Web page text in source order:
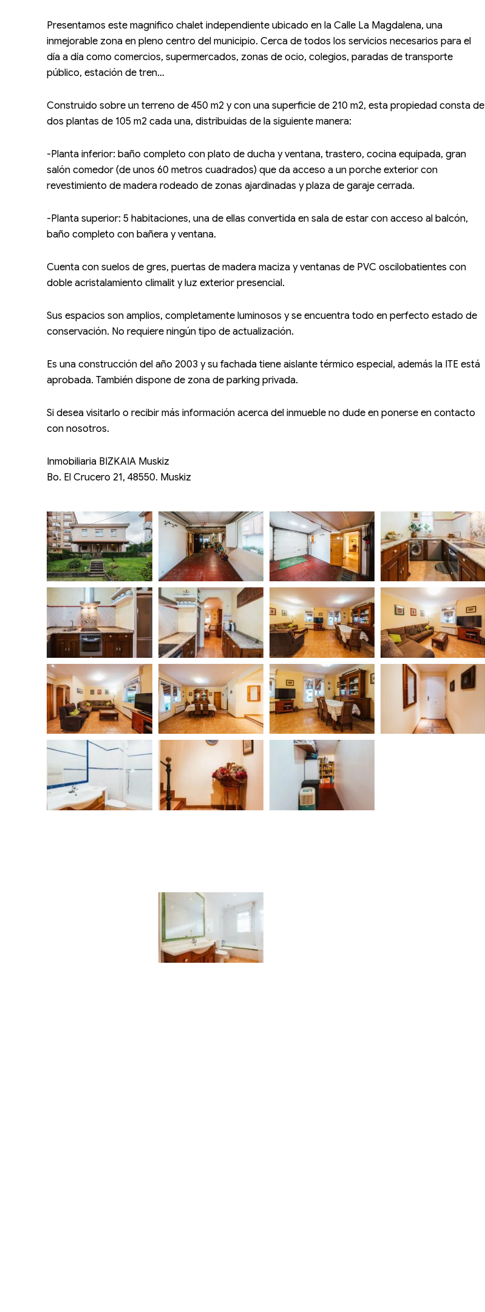
Presentamos este magnifico chalet independiente ubicado en la Calle La Magdalena, una
inmejorable zona en pleno centro del municipio. Cerca de todos los servicios necesarios para el
día a día como comercios, supermercados, zonas de ocio, colegios, paradas de transporte
público, estación de tren…
Construido sobre un terreno de 450 m2 y con una superficie de 210 m2, esta propiedad consta de
dos plantas de 105 m2 cada una, distribuidas de la siguiente manera:
-Planta inferior: baño completo con plato de ducha y ventana, trastero, cocina equipada, gran
salón comedor (de unos 60 metros cuadrados) que da acceso a un porche exterior con
revestimiento de madera rodeado de zonas ajardinadas y plaza de garaje cerrada.
-Planta superior: 5 habitaciones, una de ellas convertida en sala de estar con acceso al balcón,
baño completo con bañera y ventana.
Cuenta con suelos de gres, puertas de madera maciza y ventanas de PVC oscilobatientes con
doble acristalamiento climalit y luz exterior presencial.
Sus espacios son amplios, completamente luminosos y se encuentra todo en perfecto estado de
conservación. No requiere ningún tipo de actualización.
Es una construcción del año 2003 y su fachada tiene aislante térmico especial, además la ITE está
aprobada. También dispone de zona de parking privada.
Si desea visitarlo o recibir más información acerca del inmueble no dude en ponerse en contacto
con nosotros.
Inmobiliaria BIZKAIA Muskiz
Bo. El Crucero 21, 48550. Muskiz